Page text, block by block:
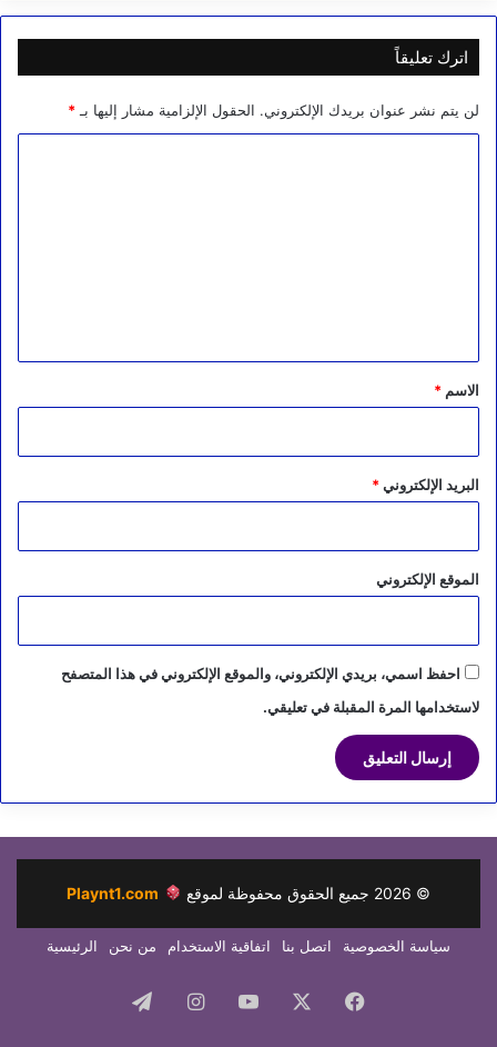
اترك تعليقاً
لن يتم نشر عنوان بريدك الإلكتروني. الحقول الإلزامية مشار إليها بـ *
*
الاسم *
البريد الإلكتروني*
الموقع الإلكتروني
احفظ اسمي، بريدي الإلكتروني، والموقع الإلكتروني في هذا المتصفح
لاستخدامها المرة المقبلة في تعليقي.
©
2026 جميع الحقوق محفوظة لموقع Playnt1.com
سياسة الخصوصية اتصل بنا اتفاقية الاستخدام من نحن الرئيسية
فيسبوك ‫YouTubeانستقرامتيلقرام